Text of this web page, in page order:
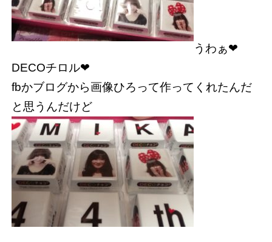
うわぁ❤︎
DECOチロル❤︎
fbかブログから画像ひろって作ってくれたんだ
と思うんだけど